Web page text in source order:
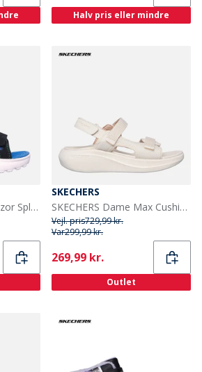
Halv pris eller mindre
SKECHERS Drenge Razor Splash Sandaler Sort
SKECHERS
SKECHERS Dame Max Cushioning Essential Sandaler Natur
Vejl. pris729,99 kr.
Var299,99 kr.
Current
269,99 kr.
Outlet